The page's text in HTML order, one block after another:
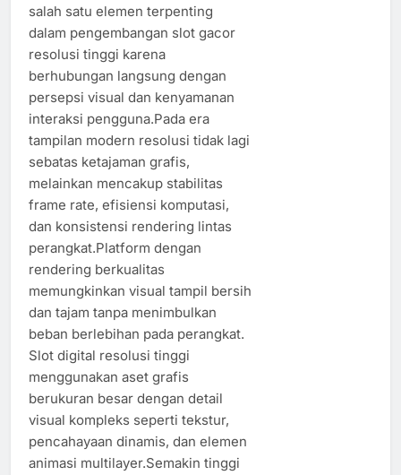
salah satu elemen terpenting
dalam pengembangan slot gacor
resolusi tinggi karena
berhubungan langsung dengan
persepsi visual dan kenyamanan
interaksi pengguna.Pada era
tampilan modern resolusi tidak lagi
sebatas ketajaman grafis,
melainkan mencakup stabilitas
frame rate, efisiensi komputasi,
dan konsistensi rendering lintas
perangkat.Platform dengan
rendering berkualitas
memungkinkan visual tampil bersih
dan tajam tanpa menimbulkan
beban berlebihan pada perangkat.
Slot digital resolusi tinggi
menggunakan aset grafis
berukuran besar dengan detail
visual kompleks seperti tekstur,
pencahayaan dinamis, dan elemen
animasi multilayer.Semakin tinggi